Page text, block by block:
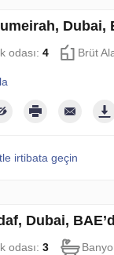
Dubai,
odası: 4 Brüt
irtibata geçin
Dubai,
odası: 3